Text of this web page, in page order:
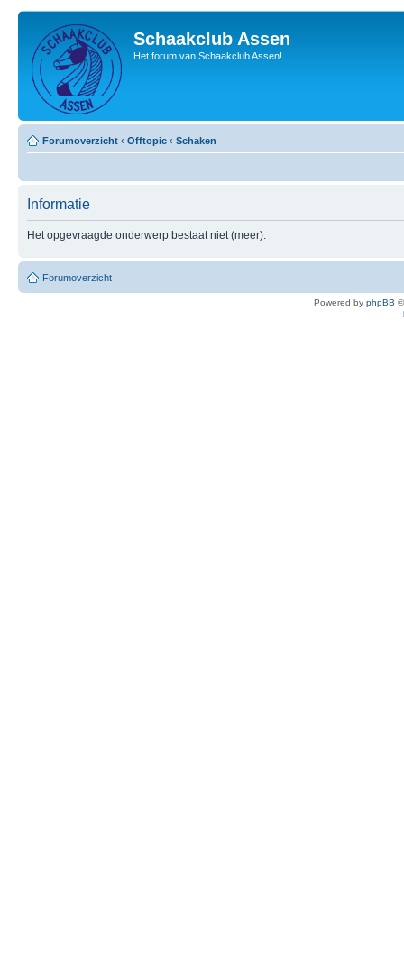
Schaakclub Assen
Het forum van Schaakclub Assen!
Forumoverzicht ‹ Offtopic ‹ Schaken
Informatie
Het opgevraagde onderwerp bestaat niet (meer).
Forumoverzicht
Powered by phpBB